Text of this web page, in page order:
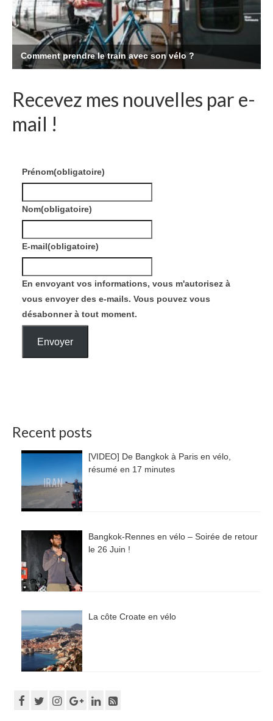
Recevez mes nouvelles par e-
mail !
Prénom(obligatoire)
Nom(obligatoire)
E-mail(obligatoire)
En envoyant vos informations, vous m'autorisez à
vous envoyer des e-mails. Vous pouvez vous
désabonner à tout moment.
Envoyer
Recent posts
[VIDEO] De Bangkok à Paris en vélo,
résumé en 17 minutes
Bangkok-Rennes en vélo – Soirée de retour
le 26 Juin !
La côte Croate en vélo